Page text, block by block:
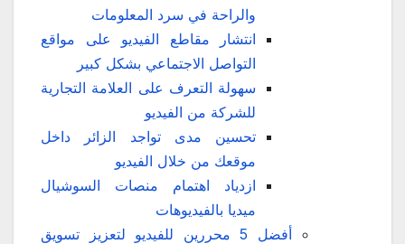
والراحة في سرد المعلومات
انتشار مقاطع الفيديو على مواقع
التواصل الاجتماعي بشكل كبير
سهولة التعرف على العلامة التجارية
للشركة من الفيديو
تحسين مدى تواجد الزائر داخل
موقعك من خلال الفيديو
ازدياد اهتمام منصات السوشيال
ميديا بالفيديوهات
أفضل 5 محررين للفيديو لتعزيز تسويق